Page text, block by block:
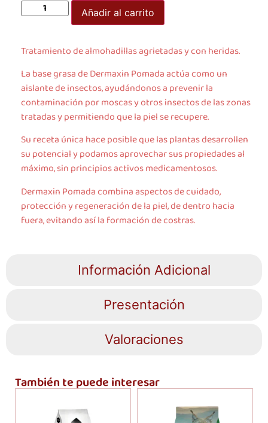
Añadir al carrito
Tratamiento de almohadillas agrietadas y con heridas.
La base grasa de Dermaxin Pomada actúa como un
aislante de insectos, ayudándonos a prevenir la
contaminación por moscas y otros insectos de las zonas
tratadas y permitiendo que la piel se recupere.
Su receta única hace posible que las plantas desarrollen
su potencial y podamos aprovechar sus propiedades al
máximo, sin principios activos medicamentosos.
Dermaxin Pomada combina aspectos de cuidado,
protección y regeneración de la piel, de dentro hacia
fuera, evitando así la formación de costras.
Información Adicional
Presentación
Valoraciones
También te puede interesar